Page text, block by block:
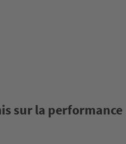
sur la performance